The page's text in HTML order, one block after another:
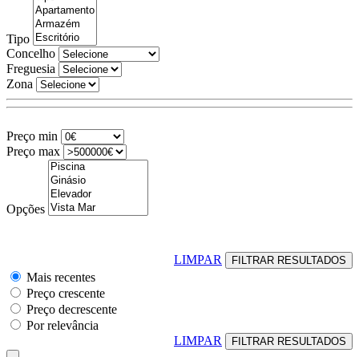
Tipo
Concelho
Freguesia
Zona
Preço min
Preço max
Opções
LIMPAR
Mais recentes
Preço crescente
Preço decrescente
Por relevância
LIMPAR